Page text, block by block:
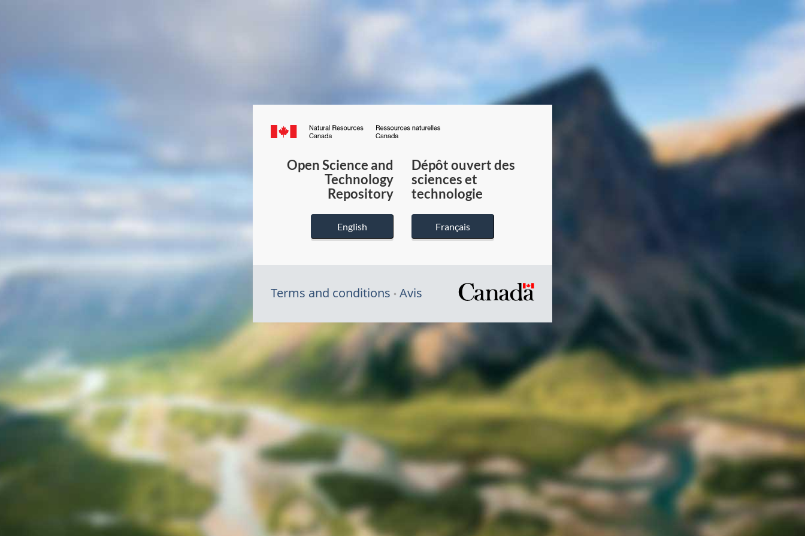
Canada.ca
du
Canada
Open Science and
Technology
Repository
English
Dépôt ouvert des
sciences et
technologie
Français
Terms and conditions Avis
/
gouvernement
du